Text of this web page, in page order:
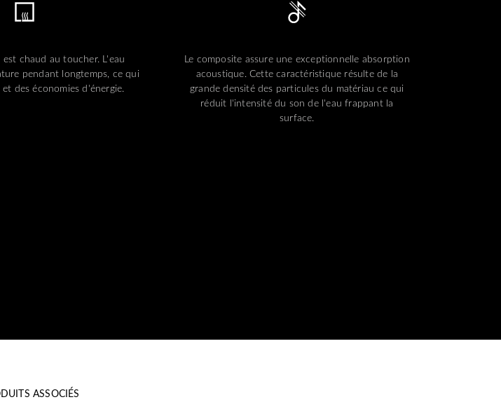
chaud au toucher. L'eau
pendant longtemps, ce qui
des économies d'énergie.
Le composite assure une exceptionnelle absorption
acoustique. Cette caractéristique résulte de la
grande densité des particules du matériau ce qui
réduit l'intensité du son de l'eau frappant la
surface.
ASSOCIÉS